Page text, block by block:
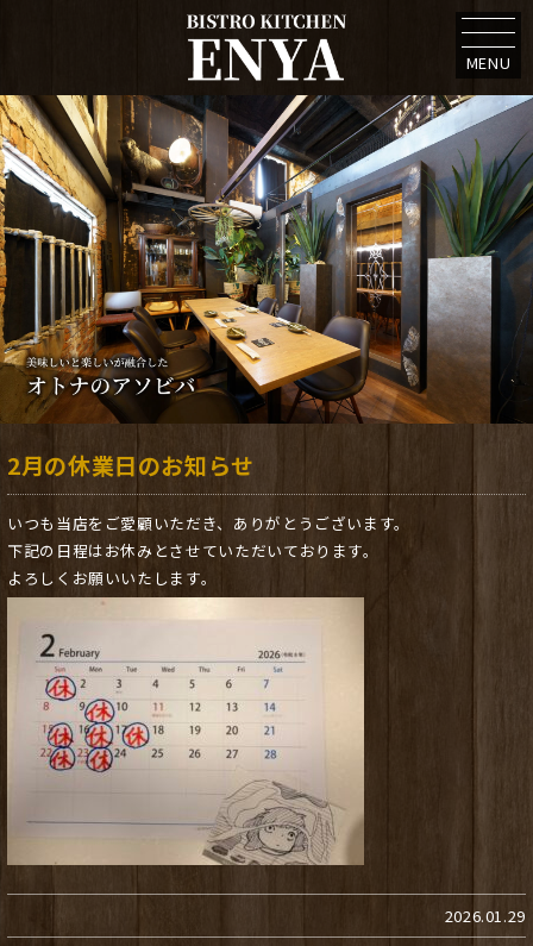
MENU
2月の休業日のお知らせ
いつも当店をご愛顧いただき、ありがとうございます。
下記の日程はお休みとさせていただいております。
よろしくお願いいたします。
2026.01.29